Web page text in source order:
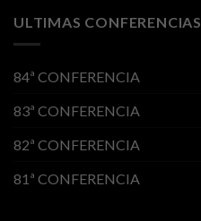
ULTIMAS CONFERENCIAS
84ª CONFERENCIA
83ª CONFERENCIA
82ª CONFERENCIA
81ª CONFERENCIA